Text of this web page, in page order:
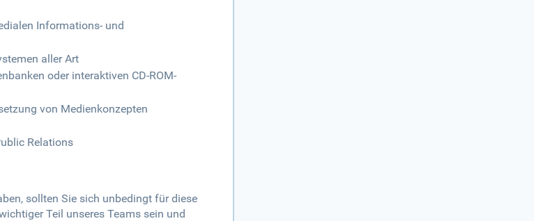
Informations- und
aller Art
oder interaktiven CD-ROM-
von Medienkonzepten
Relations
sollten Sie sich unbedingt für diese
Teil unseres Teams sein und